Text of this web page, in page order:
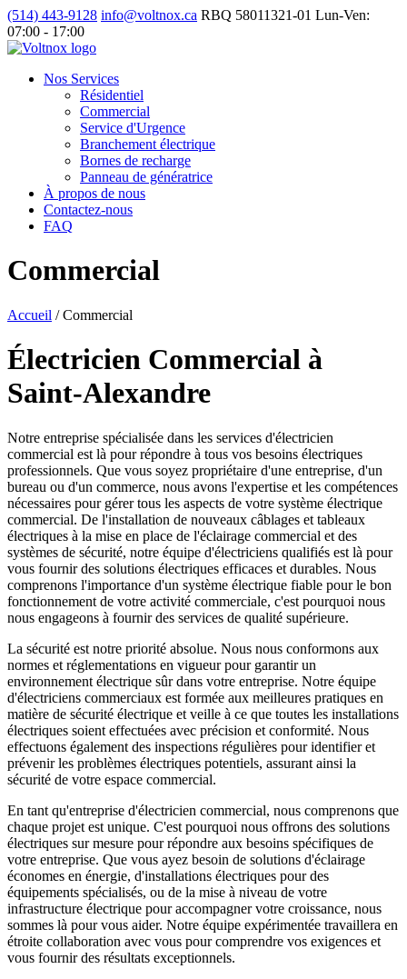
(514) 443-9128 info@voltnox.ca RBQ 58011321-01 Lun-Ven:
07:00 - 17:00
Nos Services
Résidentiel
Commercial
Service d'Urgence
Branchement électrique
Bornes de recharge
Panneau de génératrice
À propos de nous
Contactez-nous
FAQ
Commercial
Accueil / Commercial
Électricien Commercial à
Saint-Alexandre
Notre entreprise spécialisée dans les services d'électricien
commercial est là pour répondre à tous vos besoins électriques
professionnels. Que vous soyez propriétaire d'une entreprise, d'un
bureau ou d'un commerce, nous avons l'expertise et les compétences
nécessaires pour gérer tous les aspects de votre système électrique
commercial. De l'installation de nouveaux câblages et tableaux
électriques à la mise en place de l'éclairage commercial et des
systèmes de sécurité, notre équipe d'électriciens qualifiés est là pour
vous fournir des solutions électriques efficaces et durables. Nous
comprenons l'importance d'un système électrique fiable pour le bon
fonctionnement de votre activité commerciale, c'est pourquoi nous
nous engageons à fournir des services de qualité supérieure.
La sécurité est notre priorité absolue. Nous nous conformons aux
normes et réglementations en vigueur pour garantir un
environnement électrique sûr dans votre entreprise. Notre équipe
d'électriciens commerciaux est formée aux meilleures pratiques en
matière de sécurité électrique et veille à ce que toutes les installations
électriques soient effectuées avec précision et conformité. Nous
effectuons également des inspections régulières pour identifier et
prévenir les problèmes électriques potentiels, assurant ainsi la
sécurité de votre espace commercial.
En tant qu'entreprise d'électricien commercial, nous comprenons que
chaque projet est unique. C'est pourquoi nous offrons des solutions
électriques sur mesure pour répondre aux besoins spécifiques de
votre entreprise. Que vous ayez besoin de solutions d'éclairage
économes en énergie, d'installations électriques pour des
équipements spécialisés, ou de la mise à niveau de votre
infrastructure électrique pour accompagner votre croissance, nous
sommes là pour vous aider. Notre équipe expérimentée travaillera en
étroite collaboration avec vous pour comprendre vos exigences et
vous fournir des résultats exceptionnels.